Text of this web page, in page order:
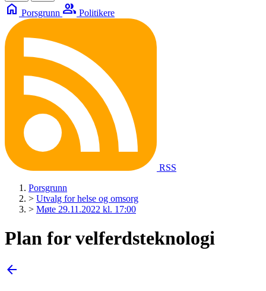
home Porsgrunn group Politikere
RSS
Porsgrunn
> Utvalg for helse og omsorg
> Møte 29.11.2022 kl. 17:00
Plan for velferdsteknologi
arrow_back